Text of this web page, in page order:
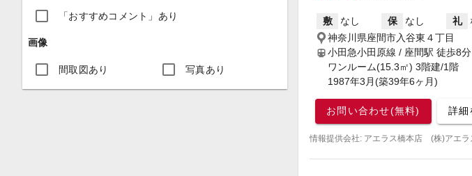
「おすすめコメント」あり
画像
間取図あり 写真あり
敷 なし 保 なし 礼
神奈川県座間市入谷東４丁目
小田急小田原線 / 座間駅 徒歩8分
ワンルーム(15.3㎡) 3階建/1階
1987年3月(築39年6ヶ月)
お問い合わせ(無料) 詳細
情報提供会社: アエラス橋本店 (株)アエラ